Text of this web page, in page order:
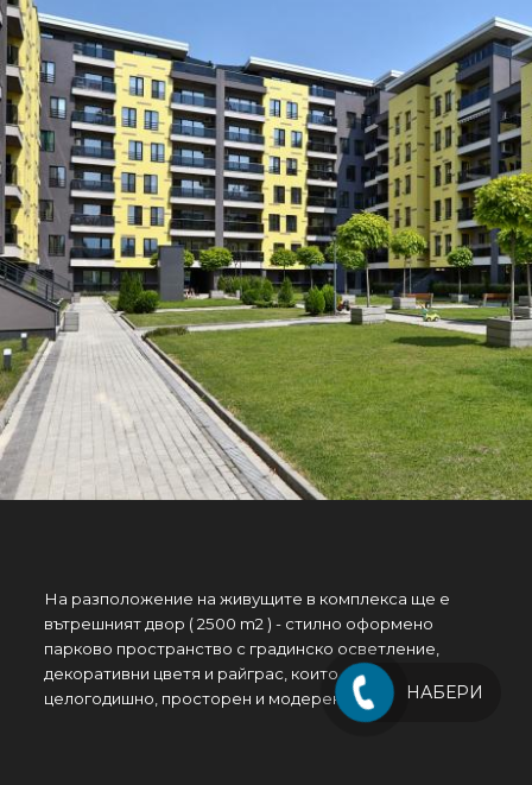
На разположение на живущите в комплекса ще e
вътрешният двор ( 2500 m2 ) - стилно оформено
парково пространство с градинско осветление,
декоративни цветя и райграс, които се поддържат
целогодишно, просторен и модерен детски кът.НАБЕРИ